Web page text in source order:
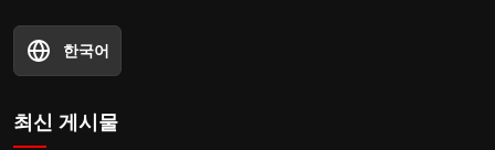
한국어
최신 게시물